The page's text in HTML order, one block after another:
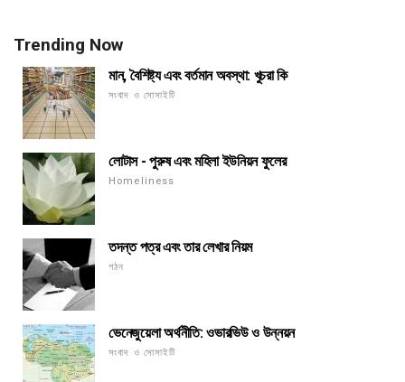
Trending Now
মান, বৈশিষ্ট্য এবং বর্তমান অবস্থা: খুচরা কি
সংবাদ ও সোসাইটি
লোটাস - পুরুষ এবং মহিলা ইউনিয়ন ফুলের
Homeliness
তদন্ত পত্র এবং তার লেখার নিয়ম
গঠন
ভেনেজুয়েলা অর্থনীতি: ওভারভিউ ও উন্নয়ন
সংবাদ ও সোসাইটি